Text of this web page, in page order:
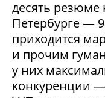
десять резюме
Петербурге —
приходится
и прочим
у них
конкуренции